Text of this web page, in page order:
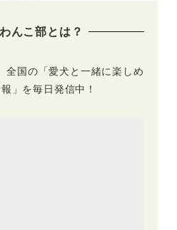
んこ部とは？
全国の「愛犬と一緒に楽しめ
」を毎日発信中！